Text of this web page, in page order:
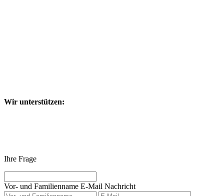
Wir unterstützen:
Ihre Frage
Vor- und Familienname E-Mail Nachricht